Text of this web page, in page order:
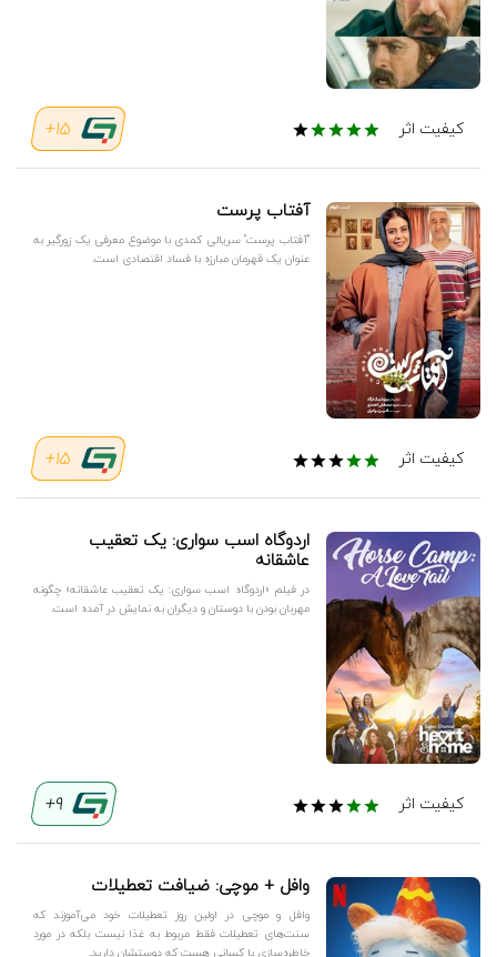
کیفیت اثر 15+
آفتاب پرست
"آفتاب پرست" سریالی کمدی با موضوع معرفی یک زورگیر به
عنوان یک قهرمان مبارزه با فساد اقتصادی است.
کیفیت اثر 15+
اردوگاه اسب سواری: یک تعقیب
عاشقانه
در فیلم «اردوگاه اسب سواری: یک تعقیب عاشقانه» چگونه
مهربان بودن با دوستان و دیگران به نمایش در آمده است.
کیفیت اثر 9+
وافل + موچی: ضیافت تعطیلات
وافل و موچی در اولین روز تعطیلات خود می‌آموزند که
سنت‌های تعطیلات فقط مربوط به غذا نیست بلکه در مورد
خاطره‌سازی با کسانی هست که دوستشان دارید.